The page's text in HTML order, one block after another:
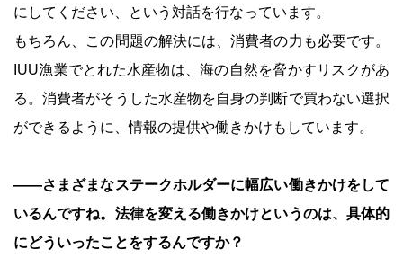
にしてください、という対話を行なっています。
もちろん、この問題の解決には、消費者の力も必要です。
IUU漁業でとれた水産物は、海の自然を脅かすリスクがあ
る。消費者がそうした水産物を自身の判断で買わない選択
ができるように、情報の提供や働きかけもしています。
――さまざまなステークホルダーに幅広い働きかけをして
いるんですね。法律を変える働きかけというのは、具体的
にどういったことをするんですか？